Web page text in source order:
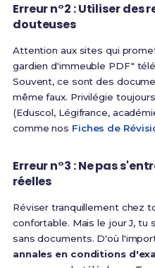
Erreur n°2 : Utiliser des
douteuses
Attention aux sites qui
gardien d'immeuble PDF"
Souvent, ce sont des
même faux. Privilégie
(Eduscol, Légifrance,
comme nos Fiches de
Erreur n°3 : Ne pas
réelles
Réviser tranquillement chez
confortable. Mais le jour J, tu
sans documents. D'où
annales en conditions